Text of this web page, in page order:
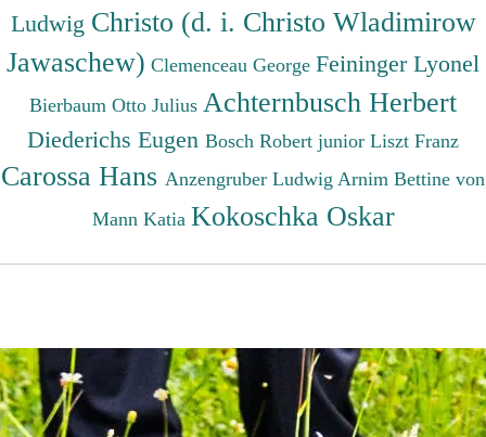
Ludwig Christo (d. i. Christo Wladimirow
Jawaschew) Clemenceau George Feininger Lyonel
Bierbaum Otto Julius Achternbusch Herbert
Diederichs Eugen Bosch Robert junior Liszt Franz
Carossa Hans Anzengruber Ludwig Arnim Bettine von
Mann Katia Kokoschka Oskar